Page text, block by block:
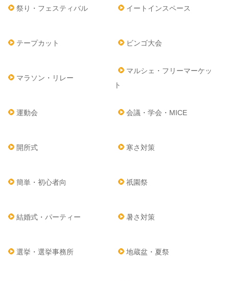
祭り・フェスティバル イートインスペース
テープカット ビンゴ大会
マラソン・リレー
マルシェ・フリーマーケッ
ト
運動会 会議・学会・MICE
開所式 寒さ対策
簡単・初心者向 祇園祭
結婚式・パーティー 暑さ対策
選挙・選挙事務所 地蔵盆・夏祭